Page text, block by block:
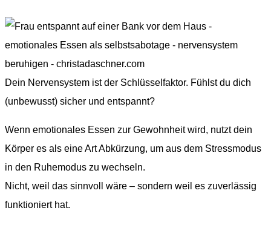
Dein Nervensystem ist der Schlüsselfaktor. Fühlst du dich
(unbewusst) sicher und entspannt?
Wenn emotionales Essen zur Gewohnheit wird, nutzt dein
Körper es als eine Art Abkürzung, um aus dem Stressmodus
in den Ruhemodus zu wechseln.
Nicht, weil das sinnvoll wäre – sondern weil es zuverlässig
funktioniert hat.